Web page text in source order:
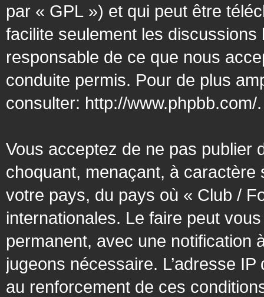
par « GPL ») et qui peut être
facilite seulement les
responsable de ce que nous
conduite permis. Pour de plus
consulter: http://www.phpbb.com/.
Vous acceptez de ne pas publier
choquant, menaçant, à
votre pays, du pays où « Club /
internationales. Le faire peut
permanent, avec une notification
jugeons nécessaire. L’adresse
au renforcement de ces